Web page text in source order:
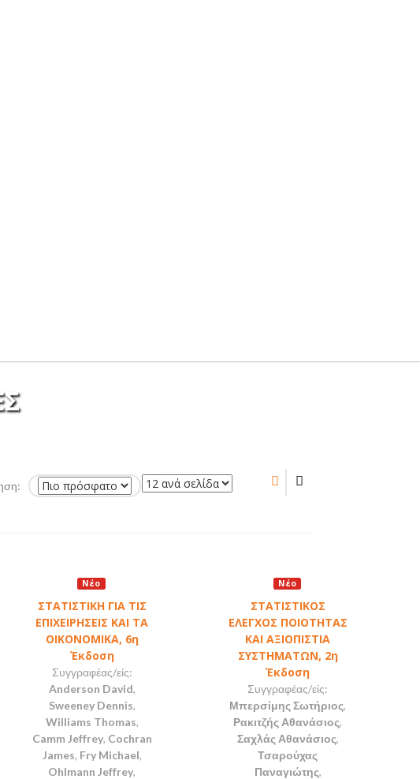
Νέο
ΣΤΑΤΙΣΤΙΚΗ ΓΙΑ ΤΙΣ
ΕΠΙΧΕΙΡΗΣΕΙΣ ΚΑΙ ΤΑ
ΟΙΚΟΝΟΜΙΚΑ, 6η
Έκδοση
Συγγραφέας/είς:
Anderson David,
Sweeney Dennis,
Williams Thomas,
Camm Jeffrey, Cochran
James, Fry Michael,
Ohlmann Jeffrey,
Νέο
ΣΤΑΤΙΣΤΙΚΟΣ
ΕΛΕΓΧΟΣ ΠΟΙΟΤΗΤΑΣ
ΚΑΙ ΑΞΙΟΠΙΣΤΙΑ
ΣΥΣΤΗΜΑΤΩΝ, 2η
Έκδοση
Συγγραφέας/είς:
Μπερσίμης Σωτήριος,
Ρακιτζής Αθανάσιος,
Σαχλάς Αθανάσιος,
Τσαρούχας
Παναγιώτης,